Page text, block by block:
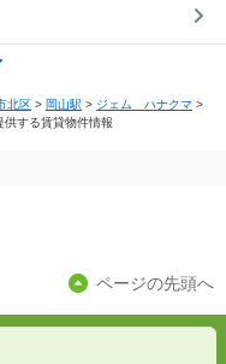
北区 > 岡山駅 > ジェム ハナクマ >
供する賃貸物件情報
ページの先頭へ